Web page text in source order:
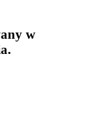
w